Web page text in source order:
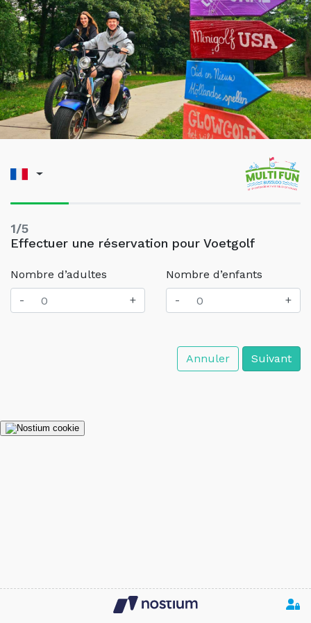
1/5
Effectuer une réservation pour Voetgolf
Nombre d’adultes
-
+
Nombre d’enfants
-
+
Annuler Suivant